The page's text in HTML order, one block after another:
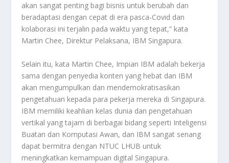
akan sangat penting bagi bisnis untuk berubah dan
beradaptasi dengan cepat di era pasca-Covid dan
kolaborasi ini terjalin pada waktu yang tepat,” kata
Martin Chee, Direktur Pelaksana, IBM Singapura.
Selain itu, kata Martin Chee, Impian IBM adalah bekerja
sama dengan penyedia konten yang hebat dan IBM
akan mengumpulkan dan mendemokratisasikan
pengetahuan kepada para pekerja mereka di Singapura.
IBM memiliki keahlian kelas dunia dan pengetahuan
vertikal yang tajam di berbagai bidang seperti Inteligensi
Buatan dan Komputasi Awan, dan IBM sangat senang
dapat bermitra dengan NTUC LHUB untuk
meningkatkan kemampuan digital Singapura.